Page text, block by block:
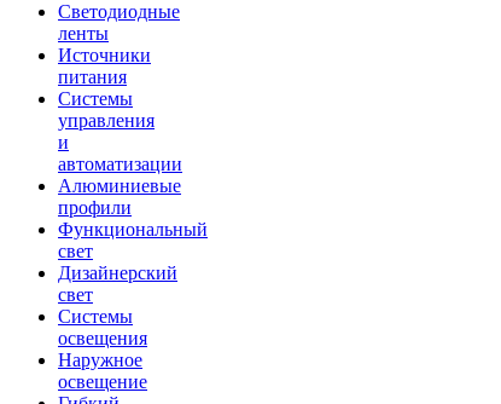
Светодиодные
ленты
Источники
питания
Системы
управления
и
автоматизации
Алюминиевые
профили
Функциональный
свет
Дизайнерский
свет
Системы
освещения
Наружное
освещение